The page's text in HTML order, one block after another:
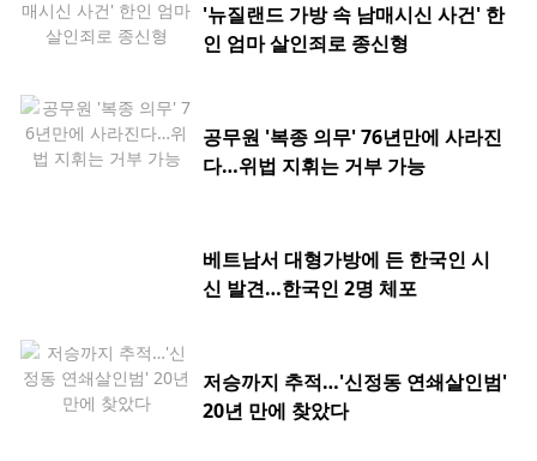
'뉴질랜드 가방 속 남매시신 사건' 한
인 엄마 살인죄로 종신형
공무원 '복종 의무' 76년만에 사라진
다…위법 지휘는 거부 가능
베트남서 대형가방에 든 한국인 시
신 발견…한국인 2명 체포
저승까지 추적…'신정동 연쇄살인범'
20년 만에 찾았다